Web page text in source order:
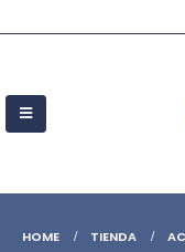
HOME TIENDA